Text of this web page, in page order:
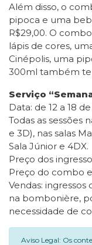
Além disso, o
pipoca e uma
R$29,00. O
lápis de cores,
Cinépolis, uma
300ml também
Serviço
Data: de 12 a 18
Todas as sessões
e 3D), nas salas
Sala Júnior e 4DX.
Preço dos
Preço do combo
Vendas:
na bombonière,
necessidade de
Aviso Legal: Os